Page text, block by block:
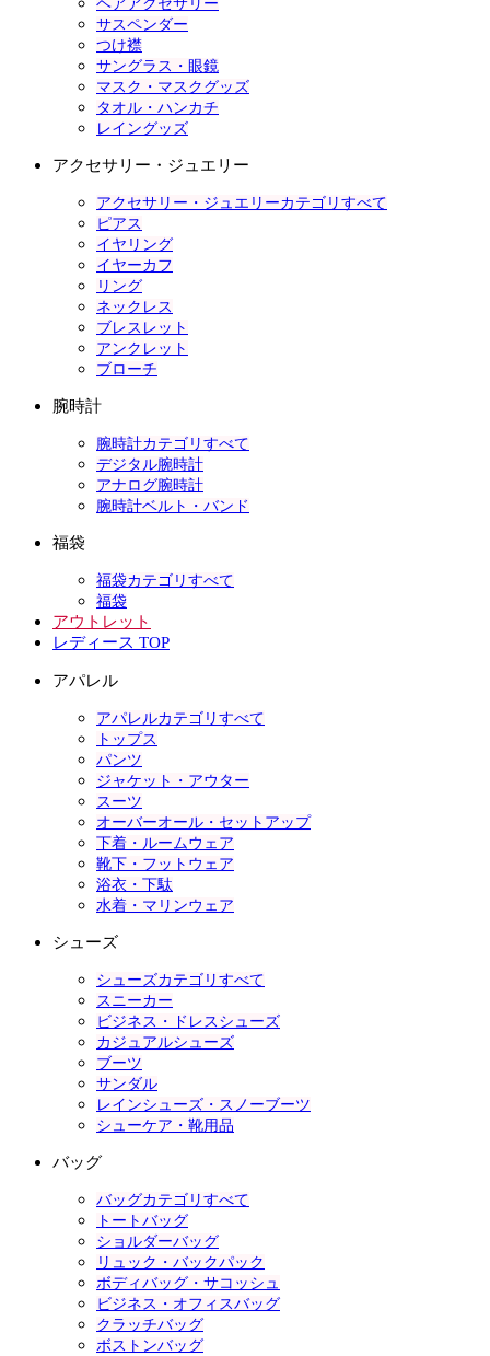
ヘアアクセサリー
サスペンダー
つけ襟
サングラス・眼鏡
マスク・マスクグッズ
タオル・ハンカチ
レイングッズ
アクセサリー・ジュエリー
アクセサリー・ジュエリーカテゴリすべて
ピアス
イヤリング
イヤーカフ
リング
ネックレス
ブレスレット
アンクレット
ブローチ
腕時計
腕時計カテゴリすべて
デジタル腕時計
アナログ腕時計
腕時計ベルト・バンド
福袋
福袋カテゴリすべて
福袋
アウトレット
レディース TOP
アパレル
アパレルカテゴリすべて
トップス
パンツ
ジャケット・アウター
スーツ
オーバーオール・セットアップ
下着・ルームウェア
靴下・フットウェア
浴衣・下駄
水着・マリンウェア
シューズ
シューズカテゴリすべて
スニーカー
ビジネス・ドレスシューズ
カジュアルシューズ
ブーツ
サンダル
レインシューズ・スノーブーツ
シューケア・靴用品
バッグ
バッグカテゴリすべて
トートバッグ
ショルダーバッグ
リュック・バックパック
ボディバッグ・サコッシュ
ビジネス・オフィスバッグ
クラッチバッグ
ボストンバッグ